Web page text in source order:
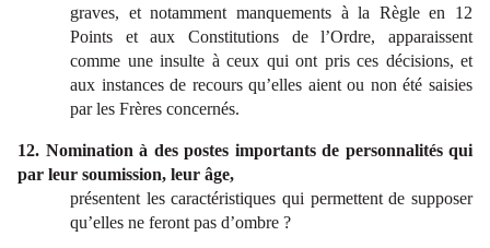
graves, et notamment manquements à la Règle en 12
Points et aux Constitutions de l’Ordre, apparaissent
comme une insulte à ceux qui ont pris ces décisions, et
aux instances de recours qu’elles aient ou non été saisies
par les Frères concernés.
12. Nomination à des postes importants de personnalités qui
par leur soumission, leur âge,
présentent les caractéristiques qui permettent de supposer
qu’elles ne feront pas d’ombre ?